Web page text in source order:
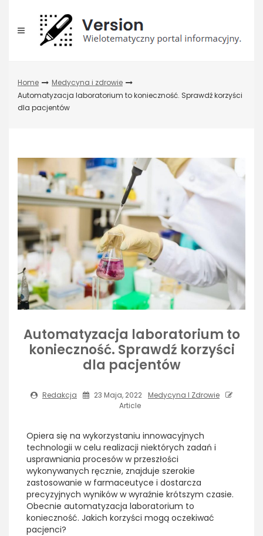
content
Home
Medycyna i zdrowie
Automatyzacja laboratorium to konieczność. Sprawdź korzyści
dla pacjentów
Automatyzacja laboratorium to
konieczność. Sprawdź korzyści
dla pacjentów
Redakcja 23 Maja, 2022
Medycyna I Zdrowie
Article
Opiera się na wykorzystaniu innowacyjnych
technologii w celu realizacji niektórych zadań i
usprawniania procesów w przeszłości
wykonywanych ręcznie, znajduje szerokie
zastosowanie w farmaceutyce i dostarcza
precyzyjnych wyników w wyraźnie krótszym czasie.
Obecnie automatyzacja laboratorium to
konieczność. Jakich korzyści mogą oczekiwać
pacjenci?